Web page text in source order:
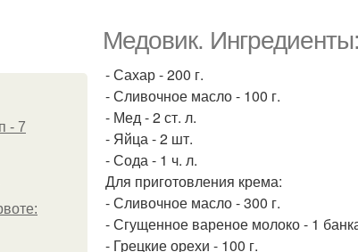
Медовик.
- 7
- Сахар - 200 г.
- Сливочное масло - 100 г.
- Мед - 2 ст. л.
- Яйца - 2 шт.
- Сода - 1 ч. л.
Для приготовления крема:
- Сливочное масло - 300 г.
- Сгущенное вареное молоко - 1
- Грецкие орехи - 100 г.